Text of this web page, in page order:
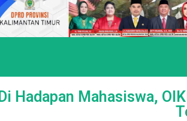
Di Hadapan Mahasiswa,